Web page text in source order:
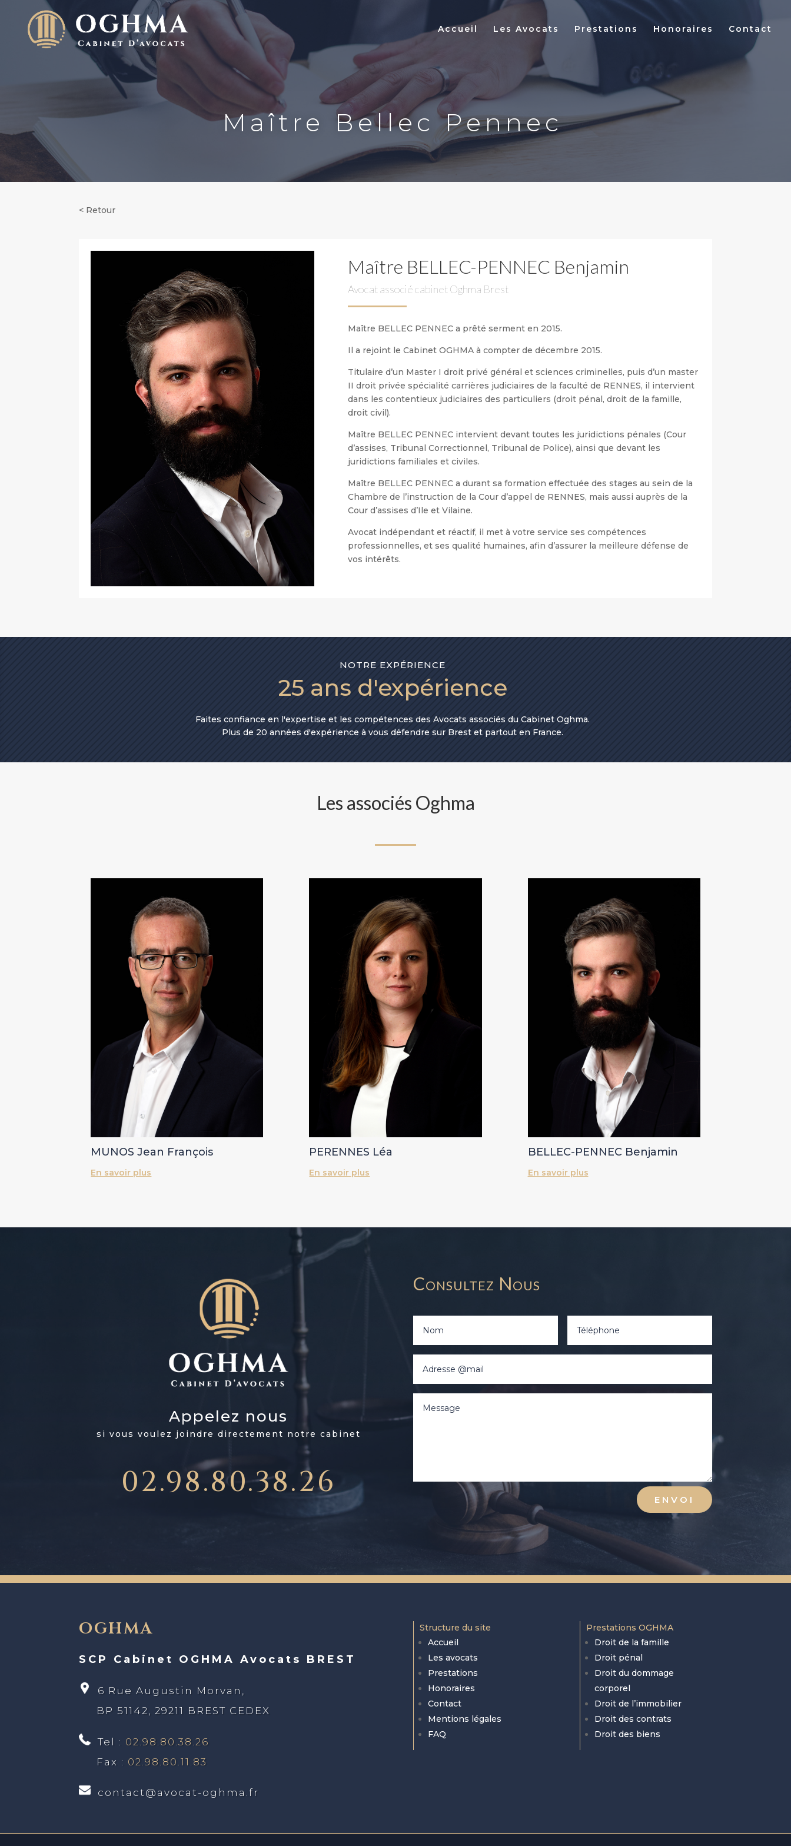
Accueil Les Avocats Prestations Honoraires Contact
Maître Bellec Pennec
< Retour
Maître BELLEC-PENNEC Benjamin
Avocat associé cabinet Oghma Brest
Maître BELLEC PENNEC a prêté serment en 2015.
Il a rejoint le Cabinet OGHMA à compter de décembre 2015.
Titulaire d’un Master I droit privé général et sciences criminelles, puis d’un master
II droit privée spécialité carrières judiciaires de la faculté de RENNES, il intervient
dans les contentieux judiciaires des particuliers (droit pénal, droit de la famille,
droit civil).
Maître BELLEC PENNEC intervient devant toutes les juridictions pénales (Cour
d’assises, Tribunal Correctionnel, Tribunal de Police), ainsi que devant les
juridictions familiales et civiles.
Maître BELLEC PENNEC a durant sa formation effectuée des stages au sein de la
Chambre de l’instruction de la Cour d’appel de RENNES, mais aussi auprès de la
Cour d’assises d’Ile et Vilaine.
Avocat indépendant et réactif, il met à votre service ses compétences
professionnelles, et ses qualité humaines, afin d’assurer la meilleure défense de
vos intérêts.
NOTRE EXPÉRIENCE
25 ans d'expérience
Faites confiance en l'expertise et les compétences des Avocats associés du Cabinet Oghma.
Plus de 20 années d'expérience à vous défendre sur Brest et partout en France.
Les associés Oghma
MUNOS Jean François
En savoir plus
PERENNES Léa
En savoir plus
BELLEC-PENNEC Benjamin
En savoir plus
Appelez nous
si vous voulez joindre directement notre cabinet
02.98.80.38.26
Consultez Nous
ENVOI
OGHMA
SCP Cabinet OGHMA Avocats BREST
6 Rue Augustin Morvan,
BP 51142, 29211 BREST CEDEX
Tel : 02.98.80.38.26
Fax : 02.98.80.11.83
contact@avocat-oghma.fr
Structure du site
Accueil
Les avocats
Prestations
Honoraires
Contact
Mentions légales
FAQ
Prestations OGHMA
Droit de la famille
Droit pénal
Droit du dommage
corporel
Droit de l’immobilier
Droit des contrats
Droit des biens